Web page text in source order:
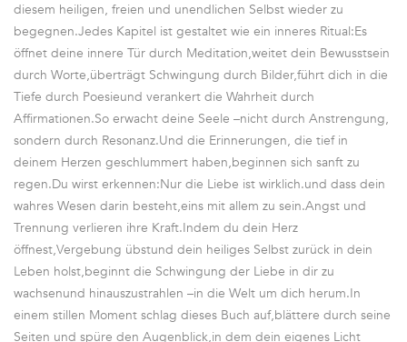
diesem heiligen, freien und unendlichen Selbst wieder zu
begegnen.Jedes Kapitel ist gestaltet wie ein inneres Ritual:Es
öffnet deine innere Tür durch Meditation,weitet dein Bewusstsein
durch Worte,überträgt Schwingung durch Bilder,führt dich in die
Tiefe durch Poesieund verankert die Wahrheit durch
Affirmationen.So erwacht deine Seele –nicht durch Anstrengung,
sondern durch Resonanz.Und die Erinnerungen, die tief in
deinem Herzen geschlummert haben,beginnen sich sanft zu
regen.Du wirst erkennen:Nur die Liebe ist wirklich.und dass dein
wahres Wesen darin besteht,eins mit allem zu sein.Angst und
Trennung verlieren ihre Kraft.Indem du dein Herz
öffnest,Vergebung übstund dein heiliges Selbst zurück in dein
Leben holst,beginnt die Schwingung der Liebe in dir zu
wachsenund hinauszustrahlen –in die Welt um dich herum.In
einem stillen Moment schlag dieses Buch auf,blättere durch seine
Seiten und spüre den Augenblick,in dem dein eigenes Licht